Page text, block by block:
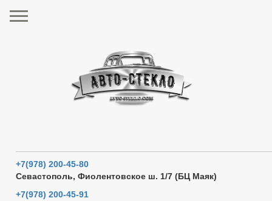
+7(978) 200-45-80
Севастополь, Фиолентовское ш. 1/7 (БЦ Маяк)
+7(978) 200-45-91